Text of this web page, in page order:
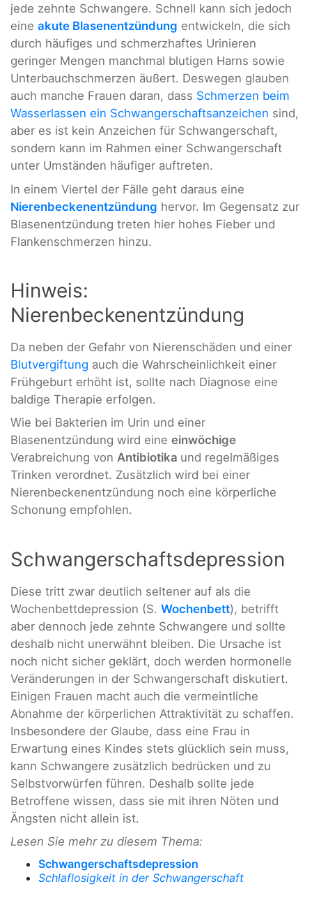
jede zehnte Schwangere. Schnell kann sich jedoch
eine akute Blasenentzündung entwickeln, die sich
durch häufiges und schmerzhaftes Urinieren
geringer Mengen manchmal blutigen Harns sowie
Unterbauchschmerzen äußert. Deswegen glauben
auch manche Frauen daran, dass Schmerzen beim
Wasserlassen ein Schwangerschaftsanzeichen sind,
aber es ist kein Anzeichen für Schwangerschaft,
sondern kann im Rahmen einer Schwangerschaft
unter Umständen häufiger auftreten.
In einem Viertel der Fälle geht daraus eine
Nierenbeckenentzündung hervor. Im Gegensatz zur
Blasenentzündung treten hier hohes Fieber und
Flankenschmerzen hinzu.
Hinweis:
Nierenbeckenentzündung
Da neben der Gefahr von Nierenschäden und einer
Blutvergiftung auch die Wahrscheinlichkeit einer
Frühgeburt erhöht ist, sollte nach Diagnose eine
baldige Therapie erfolgen.
Wie bei Bakterien im Urin und einer
Blasenentzündung wird eine einwöchige
Verabreichung von Antibiotika und regelmäßiges
Trinken verordnet. Zusätzlich wird bei einer
Nierenbeckenentzündung noch eine körperliche
Schonung empfohlen.
Schwangerschaftsdepression
Diese tritt zwar deutlich seltener auf als die
Wochenbettdepression (S. Wochenbett), betrifft
aber dennoch jede zehnte Schwangere und sollte
deshalb nicht unerwähnt bleiben. Die Ursache ist
noch nicht sicher geklärt, doch werden hormonelle
Veränderungen in der Schwangerschaft diskutiert.
Einigen Frauen macht auch die vermeintliche
Abnahme der körperlichen Attraktivität zu schaffen.
Insbesondere der Glaube, dass eine Frau in
Erwartung eines Kindes stets glücklich sein muss,
kann Schwangere zusätzlich bedrücken und zu
Selbstvorwürfen führen. Deshalb sollte jede
Betroffene wissen, dass sie mit ihren Nöten und
Ängsten nicht allein ist.
Lesen Sie mehr zu diesem Thema:
Schwangerschaftsdepression
Schlaflosigkeit in der Schwangerschaft